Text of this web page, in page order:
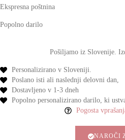
Ekspresna poštnina
Popolno darilo
Pošiljamo iz Slovenije.
Personalizirano v Sloveniji.
Poslano isti ali naslednji delovni dan,
Dostavljeno v 1-3 dneh
Popolno personalizirano darilo, ki
Pogosta
NAROČI